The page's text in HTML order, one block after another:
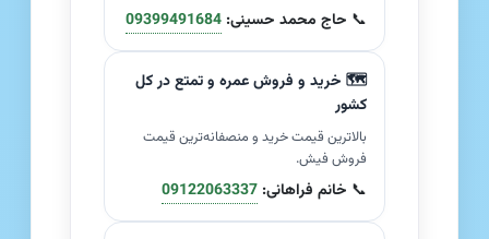
📞 حاج محمد حسینی: 09399491684
🗺️ خرید و فروش عمره و تمتع در کل
کشور
بالاترین قیمت خرید و منصفانه‌ترین قیمت
فروش فیش.
📞 خانم فراهانی: 09122063337